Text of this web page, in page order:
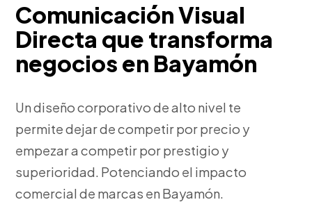
Comunicación Visual
Directa que transforma
negocios en Bayamón
Un diseño corporativo de alto nivel te
permite dejar de competir por precio y
empezar a competir por prestigio y
superioridad. Potenciando el impacto
comercial de marcas en Bayamón.